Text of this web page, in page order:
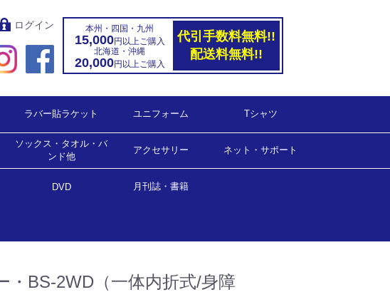
ログイン 本州・四国・九州
15,000円以上ご購入
北海道・沖縄
20,000円以上ご購入
代引手数料無料!!
配送料無料!!
撃用)
備用)
ラバー貼ラケット
シェークハンド
ペンホルダー
ラージ用
ユニフォーム
ゲームシャツ(男女兼用)
ゲームシャツ(女子用）
ゲームパンツ(男女兼用)
ゲームパンツ(女子用)
Tシャツ
ソックス・タオル・バ
ンド他
ソックス
タオル・バンド
サポーター他
アクセサリー ネット・サポート
DVD 月刊誌・書籍
・BS-2WD（一体内折式/身障